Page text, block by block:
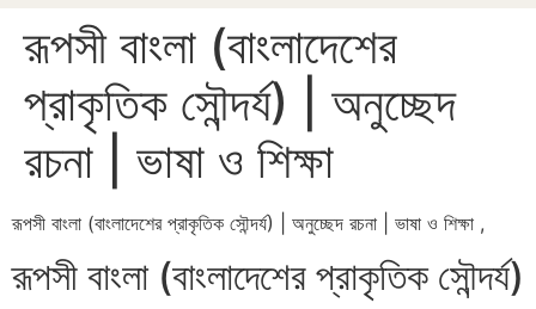
রূপসী বাংলা (বাংলাদেশের
প্রাকৃতিক সৌন্দর্য) | অনুচ্ছেদ
রচনা | ভাষা ও শিক্ষা
রূপসী বাংলা (বাংলাদেশের প্রাকৃতিক সৌন্দর্য) | অনুচ্ছেদ রচনা | ভাষা ও শিক্ষা ,
রূপসী বাংলা (বাংলাদেশের প্রাকৃতিক সৌন্দর্য)